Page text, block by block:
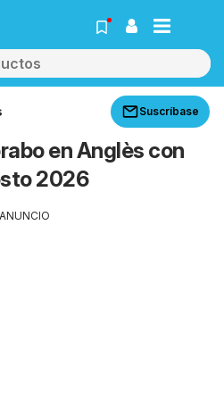
Suscríbase
en Anglès con
2026
ANUNCIO